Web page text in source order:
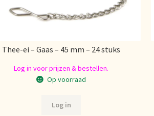
Thee-ei – Gaas – 45 mm – 24 stuks
Log in voor prijzen & bestellen.
Op voorraad
Log in